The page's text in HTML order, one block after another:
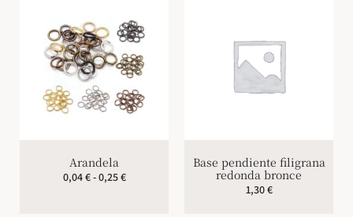
Arandela
0,04€-0,25€
Base pendiente filigrana
redonda bronce
1,30€